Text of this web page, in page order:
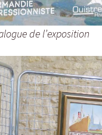
de l’exposition